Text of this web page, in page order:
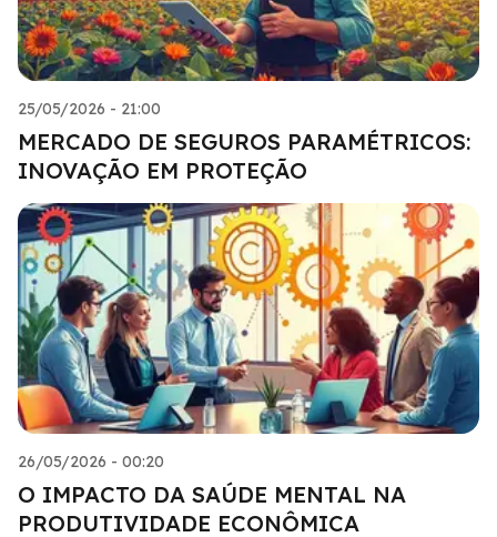
25/05/2026 - 21:00
MERCADO DE SEGUROS PARAMÉTRICOS:
INOVAÇÃO EM PROTEÇÃO
26/05/2026 - 00:20
O IMPACTO DA SAÚDE MENTAL NA
PRODUTIVIDADE ECONÔMICA